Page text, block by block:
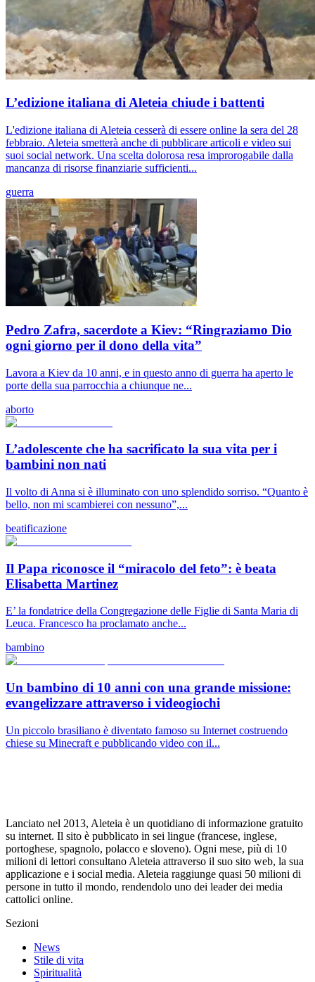
L’edizione italiana di Aleteia chiude i battenti
L'edizione italiana di Aleteia cesserà di essere online la sera del 28
febbraio. Aleteia smetterà anche di pubblicare articoli e video sui
suoi social network. Una scelta dolorosa resa improrogabile dalla
mancanza di risorse finanziarie sufficienti...
guerra
Pedro Zafra, sacerdote a Kiev: “Ringraziamo Dio
ogni giorno per il dono della vita”
Lavora a Kiev da 10 anni, e in questo anno di guerra ha aperto le
porte della sua parrocchia a chiunque ne...
aborto
L’adolescente che ha sacrificato la sua vita per i
bambini non nati
Il volto di Anna si è illuminato con uno splendido sorriso. “Quanto è
bello, non mi scambierei con nessuno”,...
beatificazione
Il Papa riconosce il “miracolo del feto”: è beata
Elisabetta Martinez
E’ la fondatrice della Congregazione delle Figlie di Santa Maria di
Leuca. Francesco ha proclamato anche...
bambino
Un bambino di 10 anni con una grande missione:
evangelizzare attraverso i videogiochi
Un piccolo brasiliano è diventato famoso su Internet costruendo
chiese su Minecraft e pubblicando video con il...
Lanciato nel 2013, Aleteia è un quotidiano di informazione gratuito
su internet. Il sito è pubblicato in sei lingue (francese, inglese,
portoghese, spagnolo, polacco e sloveno). Ogni mese, più di 10
milioni di lettori consultano Aleteia attraverso il suo sito web, la sua
applicazione e i social media. Aleteia raggiunge quasi 50 milioni di
persone in tutto il mondo, rendendolo uno dei leader dei media
cattolici online.
Sezioni
News
Stile di vita
Spiritualità